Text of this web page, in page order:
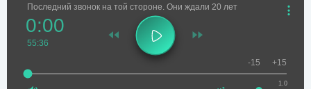
Последний звонок на той стороне. Они ждали 20 лет
0:00
55:36
1.0
-15 +15